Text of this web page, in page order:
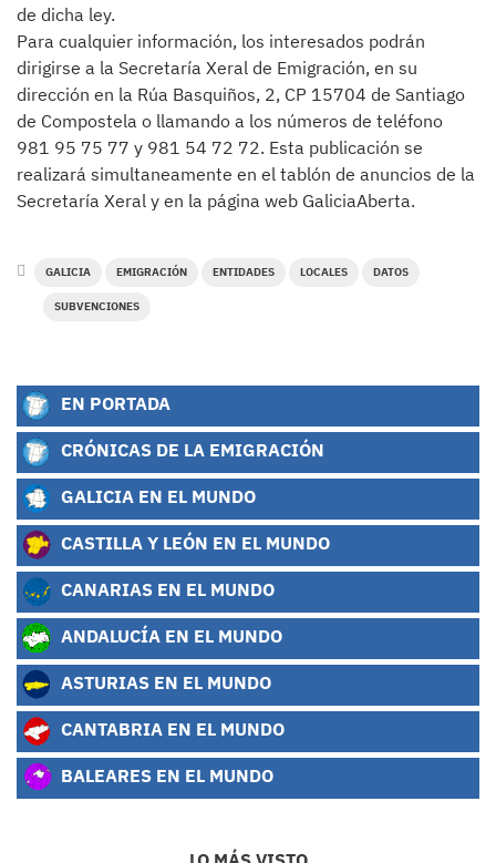
de dicha ley.
Para cualquier información, los interesados podrán
dirigirse a la Secretaría Xeral de Emigración, en su
dirección en la Rúa Basquiños, 2, CP 15704 de Santiago
de Compostela o llamando a los números de teléfono
981 95 75 77 y 981 54 72 72. Esta publicación se
realizará simultaneamente en el tablón de anuncios de la
Secretaría Xeral y en la página web GaliciaAberta.
GALICIA EMIGRACIÓN ENTIDADES LOCALES DATOS
SUBVENCIONES
EN PORTADA
CRÓNICAS DE LA EMIGRACIÓN
GALICIA EN EL MUNDO
CASTILLA Y LEÓN EN EL MUNDO
CANARIAS EN EL MUNDO
ANDALUCÍA EN EL MUNDO
ASTURIAS EN EL MUNDO
CANTABRIA EN EL MUNDO
BALEARES EN EL MUNDO